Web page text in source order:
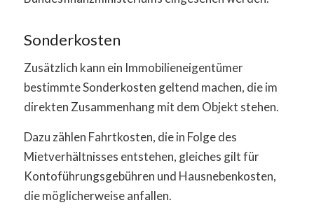
Sonderkosten
Zusätzlich kann ein Immobilieneigentümer
bestimmte Sonderkosten geltend machen, die im
direkten Zusammenhang mit dem Objekt stehen.
Dazu zählen Fahrtkosten, die in Folge des
Mietverhältnisses entstehen, gleiches gilt für
Kontoführungsgebühren und Hausnebenkosten,
die möglicherweise anfallen.